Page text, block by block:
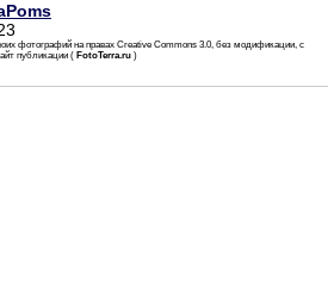
фотографий на правах Creative Commons 3.0, без модификации, с
публикации ( FotoTerra.ru )